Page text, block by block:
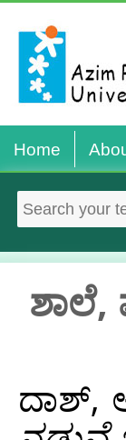
Home
ದಾಶ್,